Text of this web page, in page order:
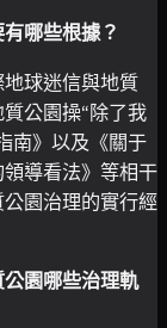
哪些根據？
球迷信與地質
公園操“除了我
南》以及《關于
導看法》等相干
園治理的實行經
園哪些治理軌